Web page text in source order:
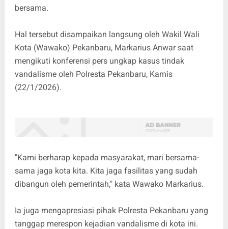
bersama.
Hal tersebut disampaikan langsung oleh Wakil Wali
Kota (Wawako) Pekanbaru, Markarius Anwar saat
mengikuti konferensi pers ungkap kasus tindak
vandalisme oleh Polresta Pekanbaru, Kamis
(22/1/2026).
"Kami berharap kepada masyarakat, mari bersama-
sama jaga kota kita. Kita jaga fasilitas yang sudah
dibangun oleh pemerintah," kata Wawako Markarius.
Ia juga mengapresiasi pihak Polresta Pekanbaru yang
tanggap merespon kejadian vandalisme di kota ini.